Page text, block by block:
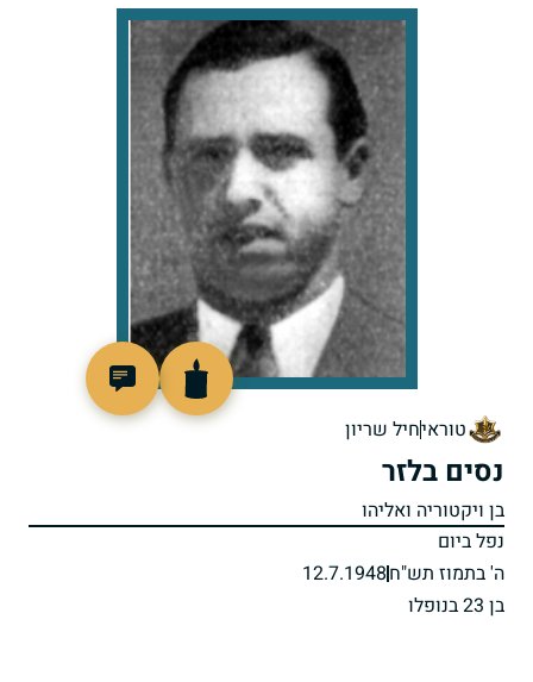
טוראיחיל שריון
נסים בלזר
בן ויקטוריה ואליהו
נפל ביום
ה' בתמוז תש"ח12.7.1948
בן 23 בנופלו